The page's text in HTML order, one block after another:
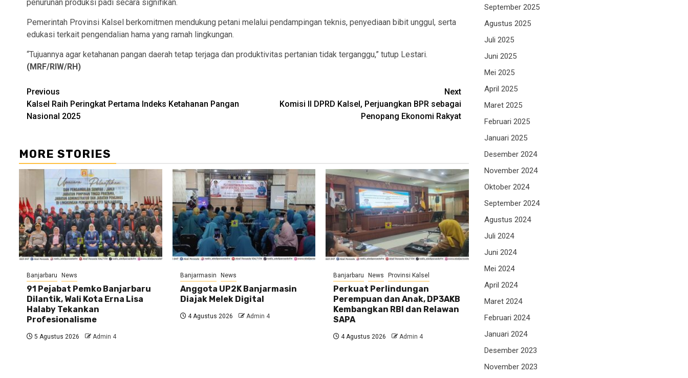
penurunan produksi padi secara signifikan.
Pemerintah Provinsi Kalsel berkomitmen mendukung petani melalui pendampingan teknis, penyediaan bibit unggul, serta
edukasi terkait pengendalian hama yang ramah lingkungan.
“Tujuannya agar ketahanan pangan daerah tetap terjaga dan produktivitas pertanian tidak terganggu,” tutup Lestari.
(MRF/RIW/RH)
Continue
Reading
Previous
Kalsel Raih Peringkat Pertama Indeks Ketahanan Pangan
Nasional 2025
Next
Komisi II DPRD Kalsel, Perjuangkan BPR sebagai
Penopang Ekonomi Rakyat
MORE STORIES
Banjarbaru News
91 Pejabat Pemko Banjarbaru
Dilantik, Wali Kota Erna Lisa
Halaby Tekankan
Profesionalisme
5 Agustus 2026 Admin 4
Banjarmasin News
Anggota UP2K Banjarmasin
Diajak Melek Digital
4 Agustus 2026 Admin 4
Banjarbaru News Provinsi Kalsel
Perkuat Perlindungan
Perempuan dan Anak, DP3AKB
Kembangkan RBI dan Relawan
SAPA
4 Agustus 2026 Admin 4
September 2025
Agustus 2025
Juli 2025
Juni 2025
Mei 2025
April 2025
Maret 2025
Februari 2025
Januari 2025
Desember 2024
November 2024
Oktober 2024
September 2024
Agustus 2024
Juli 2024
Juni 2024
Mei 2024
April 2024
Maret 2024
Februari 2024
Januari 2024
Desember 2023
November 2023